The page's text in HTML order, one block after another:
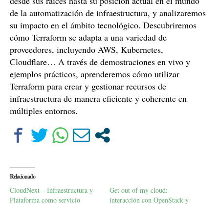
de la automatización de infraestructura, y analizaremos
su impacto en el ámbito tecnológico. Descubriremos
cómo Terraform se adapta a una variedad de
proveedores, incluyendo AWS, Kubernetes,
Cloudflare… A través de demostraciones en vivo y
ejemplos prácticos, aprenderemos cómo utilizar
Terraform para crear y gestionar recursos de
infraestructura de manera eficiente y coherente en
múltiples entornos.
Relacionado
CloudNext – Infraestructura y
Plataforma como servicio
Get out of my cloud:
interacción con OpenStack y